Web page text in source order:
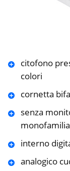
citofono
colori
cornetta
senza
interno
analogico